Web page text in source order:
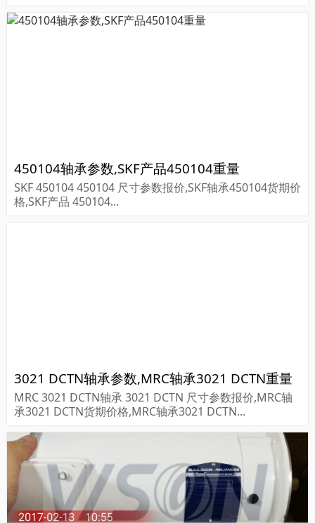
450104轴承参数,SKF产品450104重量
SKF 450104 450104 尺寸参数报价,SKF轴承450104货期价
格,SKF产品 450104...
3021 DCTN轴承参数,MRC轴承3021 DCTN重量
MRC 3021 DCTN轴承 3021 DCTN 尺寸参数报价,MRC轴
承3021 DCTN货期价格,MRC轴承3021 DCTN...